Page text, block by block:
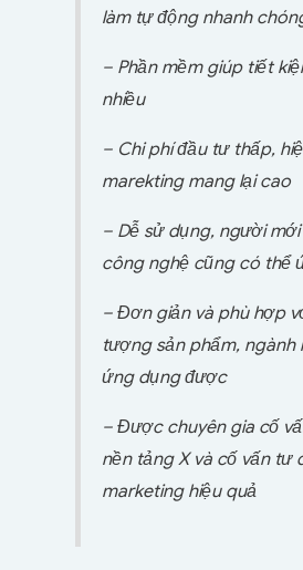
làm tự động nhanh
– Phần mềm giúp tiết
nhiều
– Chi phí đầu tư thấp,
marekting mang lại cao
– Dễ sử dụng, người
công nghệ cũng có thể
– Đơn giản và phù hợp
tượng sản phẩm, ngành
ứng dụng được
– Được chuyên gia cố
nền tảng X và cố vấn tư
marketing hiệu quả